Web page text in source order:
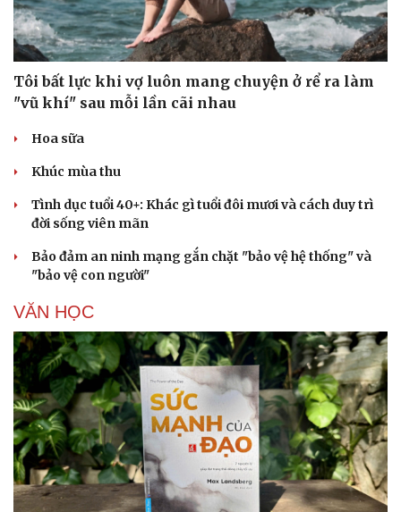
Tôi bất lực khi vợ luôn mang chuyện ở rể ra làm
"vũ khí" sau mỗi lần cãi nhau
Hoa sữa
Khúc mùa thu
Tình dục tuổi 40+: Khác gì tuổi đôi mươi và cách duy trì
đời sống viên mãn
Bảo đảm an ninh mạng gắn chặt "bảo vệ hệ thống" và
"bảo vệ con người"
VĂN HỌC